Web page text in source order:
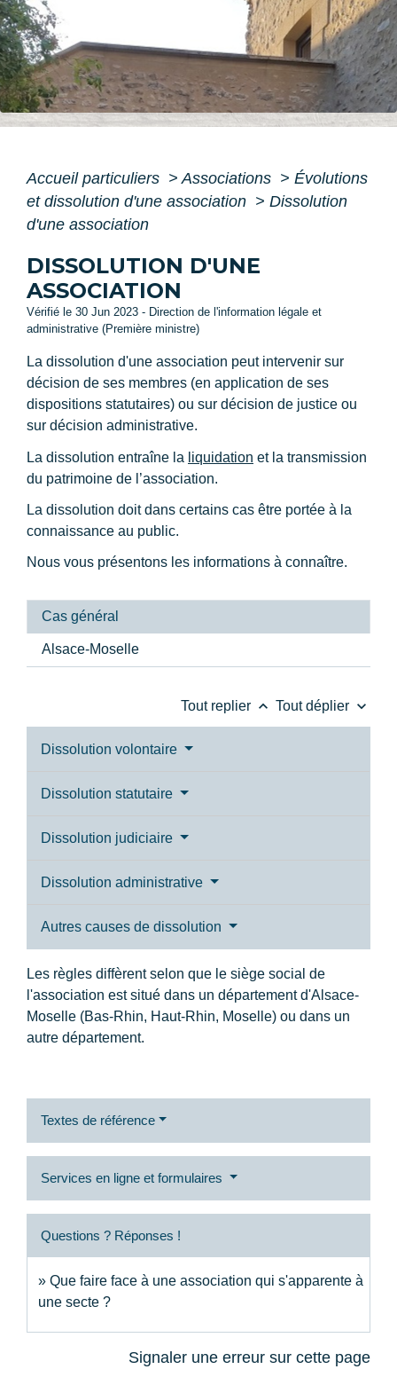
Accueil particuliers > Associations > Évolutions
et dissolution d'une association > Dissolution
d'une association
DISSOLUTION D'UNE
ASSOCIATION
Vérifié le 30 Jun 2023 - Direction de l'information légale et
administrative (Première ministre)
La dissolution d'une association peut intervenir sur
décision de ses membres (en application de ses
dispositions statutaires) ou sur décision de justice ou
sur décision administrative.
La dissolution entraîne la liquidation et la transmission
du patrimoine de l’association.
La dissolution doit dans certains cas être portée à la
connaissance au public.
Nous vous présentons les informations à connaître.
Cas général
Alsace-Moselle
Tout replier keyboard_arrow_up Tout déplier keyboard_arrow_down
Dissolution volontaire
Dissolution statutaire
Dissolution judiciaire
Dissolution administrative
Autres causes de dissolution
Les règles diffèrent selon que le siège social de
l'association est situé dans un département d'Alsace-
Moselle (Bas-Rhin, Haut-Rhin, Moselle) ou dans un
autre département.
Textes de référence
Services en ligne et formulaires
Questions ? Réponses !
Que faire face à une association qui s'apparente à
une secte ?
Signaler une erreur sur cette page